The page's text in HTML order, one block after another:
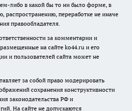
либо в какой бы то ни было форме, в
распространению, переработке не иначе
правообладателя.
за комментарии и
на сайте ko44.ru и его
и пользователей сайта может не
за собой право модерировать
сохранения конструктивности
законодательства РФ и
На сайте не допускаются